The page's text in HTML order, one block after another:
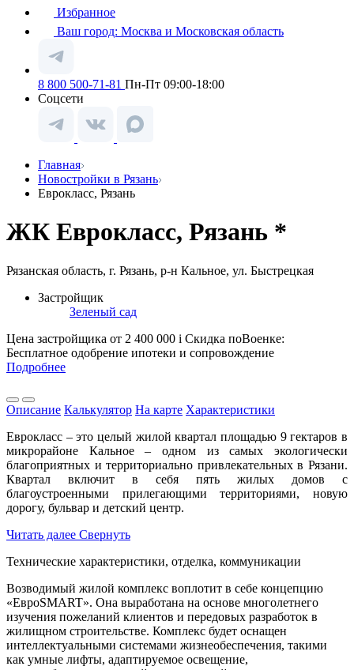
Избранное
Ваш город: Москва и Московская область
8 800 500-71-81 Пн-Пт 09:00-18:00
Соцсети
Главная
Новостройки в Рязань
Еврокласс, Рязань
ЖК Еврокласс, Рязань *
Рязанская область, г. Рязань, р-н Кальное, ул. Быстрецкая
Застройщик
Зеленый сад
Цена застройщика от 2 400 000 i Скидка поВоенке:
Бесплатное одобрение ипотеки и сопровождение
Подробнее
Описание Калькулятор На карте Характеристики
Еврокласс – это целый жилой квартал площадью 9 гектаров в
микрорайоне Кальное – одном из самых экологически
благоприятных и территориально привлекательных в Рязани.
Квартал включит в себя пять жилых домов с
благоустроенными прилегающими территориями, новую
дорогу, бульвар и детский центр.
Читать далее Свернуть
Технические характеристики, отделка, коммуникации
Возводимый жилой комплекс воплотит в себе концепцию
«ЕвроSMART». Она выработана на основе многолетнего
изучения пожеланий клиентов и передовых разработок в
жилищном строительстве. Комплекс будет оснащен
интеллектуальными системами жизнеобеспечения, такими
как умные лифты, адаптируемое освещение,